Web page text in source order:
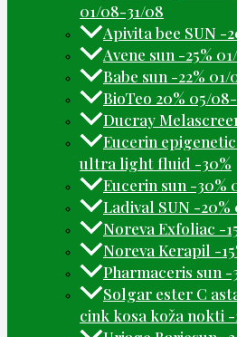
01/08-31/08
Apivita bee SUN -
Avene sun -25%
Babe sun -22% 01/
BioTeo 20% 05/
Ducray
Eucerin
ultra light fluid -30%
Eucerin sun -30%
Ladival SUN -20%
Noreva Exfoliac -
Noreva Kerapil -
Pharmaceris sun -
Solgar ester C
cink kosa koža nokti